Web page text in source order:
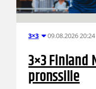
3×3 09.08.2026 20:24
3×3 Finland
pronssille